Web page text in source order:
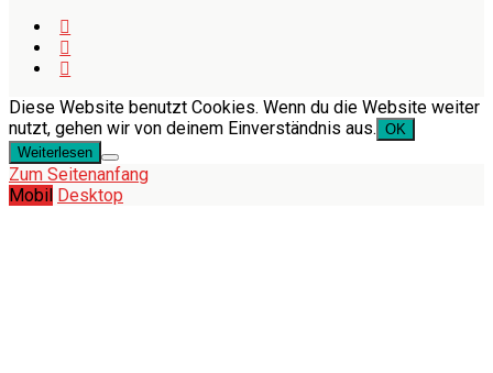
Diese Website benutzt Cookies. Wenn du die Website weiter
nutzt, gehen wir von deinem Einverständnis aus. OK
Weiterlesen
Zum Seitenanfang
Mobil Desktop